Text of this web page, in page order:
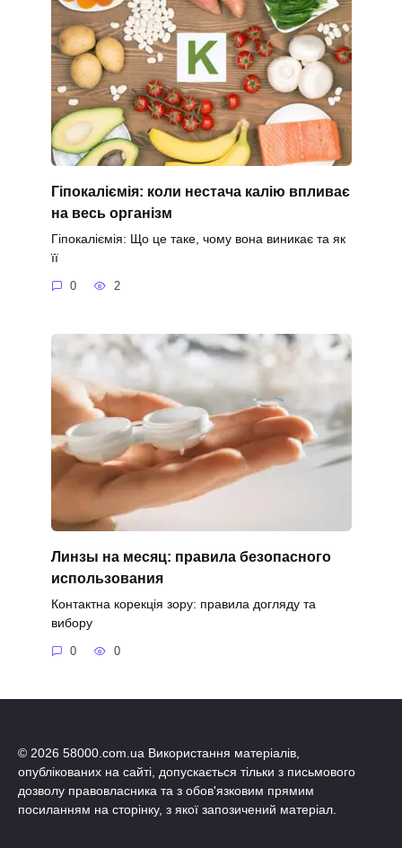
Гіпокаліємія: коли нестача калію впливає
на весь організм
Гіпокаліємія: Що це таке, чому вона виникає та як
її
0 2
Линзы на месяц: правила безопасного
использования
Контактна корекція зору: правила догляду та
вибору
0 0
© 2026 58000.com.ua Використання матеріалів,
опублікованих на сайті, допускається тільки з письмового
дозволу правовласника та з обов'язковим прямим
посиланням на сторінку, з якої запозичений матеріал.